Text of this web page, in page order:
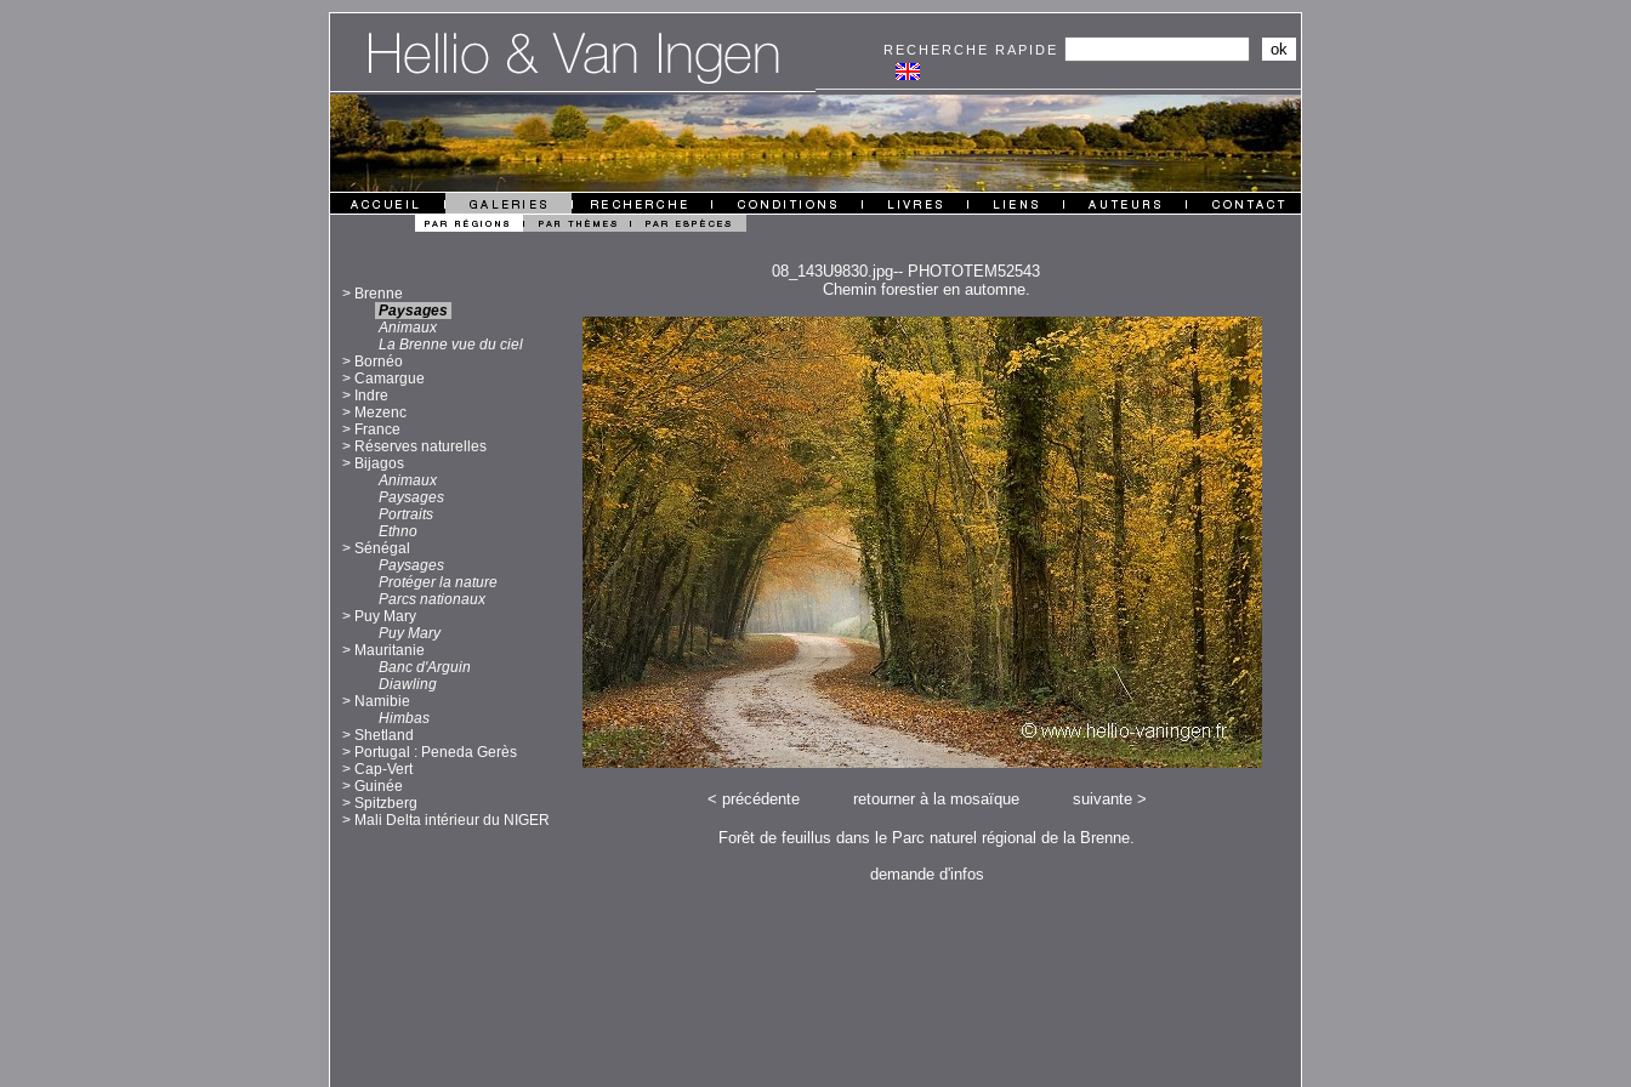
RECHERCHE RAPIDE
08_143U9830.jpg-- PHOTOTEM52543
> Brenne
Paysages
Animaux
La Brenne vue du ciel
> Bornéo
> Camargue
> Indre
> Mezenc
> France
> Réserves naturelles
> Bijagos
Animaux
Paysages
Portraits
Ethno
> Sénégal
Paysages
Protéger la nature
Parcs nationaux
> Puy Mary
Puy Mary
> Mauritanie
Banc d'Arguin
Diawling
> Namibie
Himbas
> Shetland
> Portugal : Peneda Gerès
> Cap-Vert
> Guinée
> Spitzberg
> Mali Delta intérieur du NIGER
Chemin forestier en automne.
< précédente retourner à la mosaïque suivante>
Forêt de feuillus dans le Parc naturel régional de la Brenne.
demande d'infos